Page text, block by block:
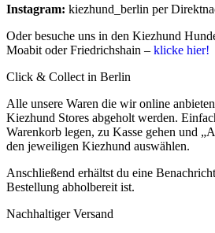
Instagram: kiezhund_berlin per
Oder besuche uns in den Kiezhund
Moabit oder Friedrichshain – klicke hier!
Click & Collect in Berlin
Alle unsere Waren die wir online
Kiezhund Stores abgeholt werden.
Warenkorb legen, zu Kasse gehen und
den jeweiligen Kiezhund auswählen.
Anschließend erhältst du eine
Bestellung abholbereit ist.
Nachhaltiger Versand